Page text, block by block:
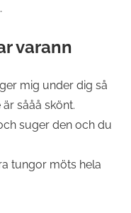
varann
mig under dig så
sååå skönt.
suger den och du
tungor möts hela